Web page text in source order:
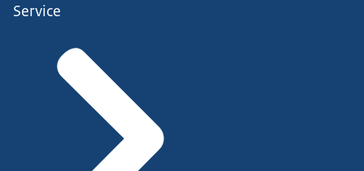
Service